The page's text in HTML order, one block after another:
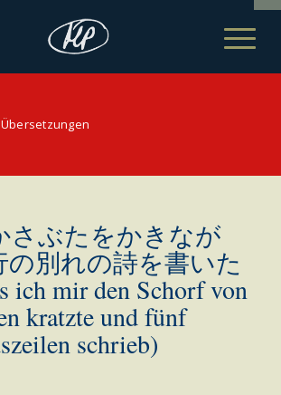
さぶたをかきなが
の別れの詩を書いた
ich mir den Schorf von
kratzte und fünf
schrieb)